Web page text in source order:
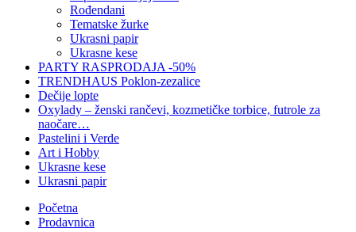
Rođendani
Tematske žurke
Ukrasni papir
Ukrasne kese
PARTY RASPRODAJA -50%
TRENDHAUS Poklon-zezalice
Dečije lopte
Oxylady – ženski rančevi, kozmetičke torbice, futrole za
naočare…
Pastelini i Verde
Art i Hobby
Ukrasne kese
Ukrasni papir
Početna
Prodavnica